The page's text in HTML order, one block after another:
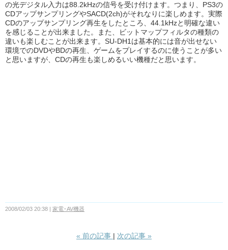
の光デジタル入力は88.2kHzの信号を受け付けます。つまり、PS3の
CDアップサンプリングやSACD(2ch)がそれなりに楽しめます。実際
CDのアップサンプリング再生をしたところ、44.1kHzと明確な違い
を感じることが出来ました。また、ビットマップフィルタの種類の
違いも楽しむことが出来ます。SU-DH1は基本的には音が出せない
環境でのDVDやBDの再生、ゲームをプレイするのに使うことが多い
と思いますが、CDの再生も楽しめるいい機種だと思います。
2008/02/03 20:38 家電･AV機器
« 前の記事 次の記事 »